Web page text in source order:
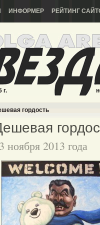
ИНФОРМЕР РЕЙТИНГ
г.
гордость
ноября 2013 года